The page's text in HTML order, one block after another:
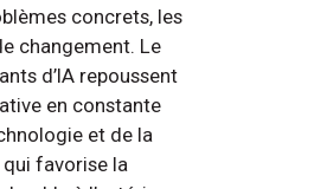
concrets, les
changement. Le
d’IA repoussent
en constante
et de la
favorise la